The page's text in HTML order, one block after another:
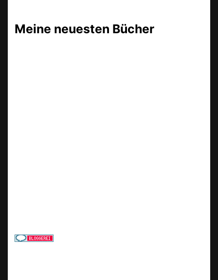
Meine neuesten Bücher